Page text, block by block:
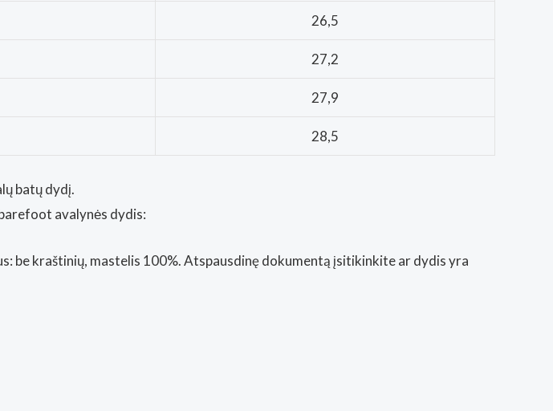
26,5
27,2
27,9
28,5
batų dydį.
avalynės dydis:
be kraštinių, mastelis 100%. Atspausdinę dokumentą įsitikinkite ar dydis yra